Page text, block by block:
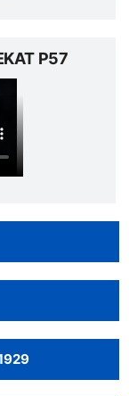
P57